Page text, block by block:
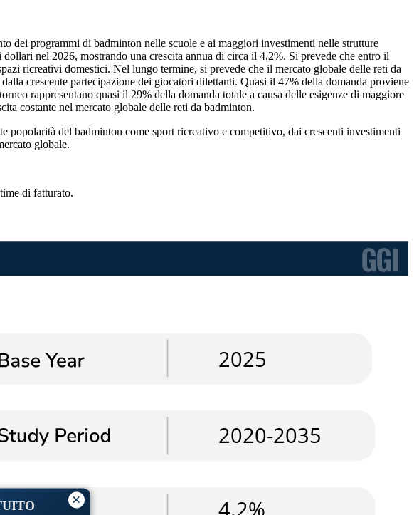
×
dei programmi di badminton nelle scuole e ai maggiori investimenti nelle strutture
nel 2026, mostrando una crescita annua di circa il 4,2%. Si prevede che entro il
ricreativi domestici. Nel lungo termine, si prevede che il mercato globale delle reti da
crescente partecipazione dei giocatori dilettanti. Quasi il 47% della domanda proviene
rappresentano quasi il 29% della domanda totale a causa delle esigenze di maggiore
costante nel mercato globale delle reti da badminton.
popolarità del badminton come sport ricreativo e competitivo, dai crescenti investimenti
globale.
di fatturato.